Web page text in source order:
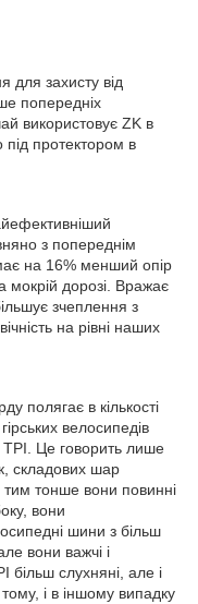
для захисту від
попередніх
використовує ZK в
під протектором в
з попереднім
на 16% менший опір
мокрій дорозі. Вражає
зчеплення з
на рівні наших
полягає в кількості
велосипедів
TPI. Це говорить лише
складових шар
тонше вони повинні
вони
шини з більш
вони важчі і
більш слухняні, але і
тому, і в іншому випадку